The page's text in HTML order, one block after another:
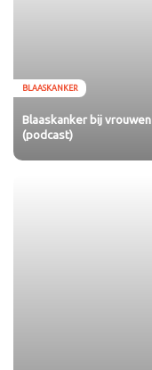
BLAASKANKER
Blaaskanker bij vrouwen
(podcast)